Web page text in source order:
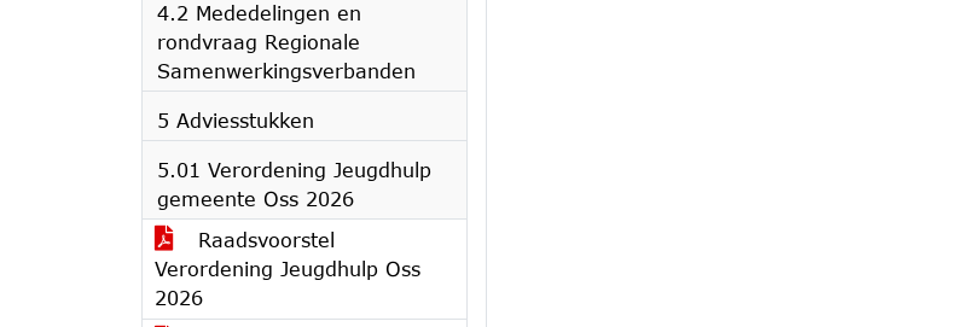
4.2 Mededelingen en
rondvraag Regionale
Samenwerkingsverbanden
5 Adviesstukken
5.01 Verordening Jeugdhulp
gemeente Oss 2026
Raadsvoorstel
Verordening Jeugdhulp Oss
2026